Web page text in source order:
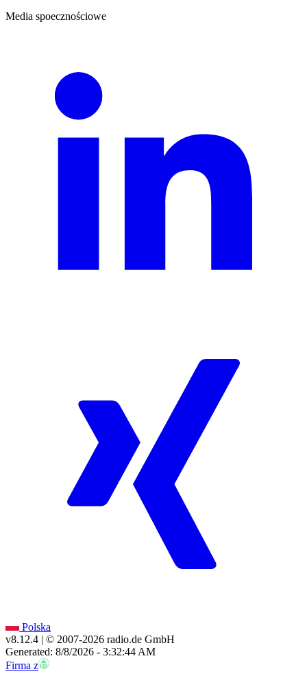
Media spoecznościowe
Polska
v8.12.4 | © 2007-2026 radio.de GmbH
Generated: 8/8/2026 - 3:32:44 AM
Firma z